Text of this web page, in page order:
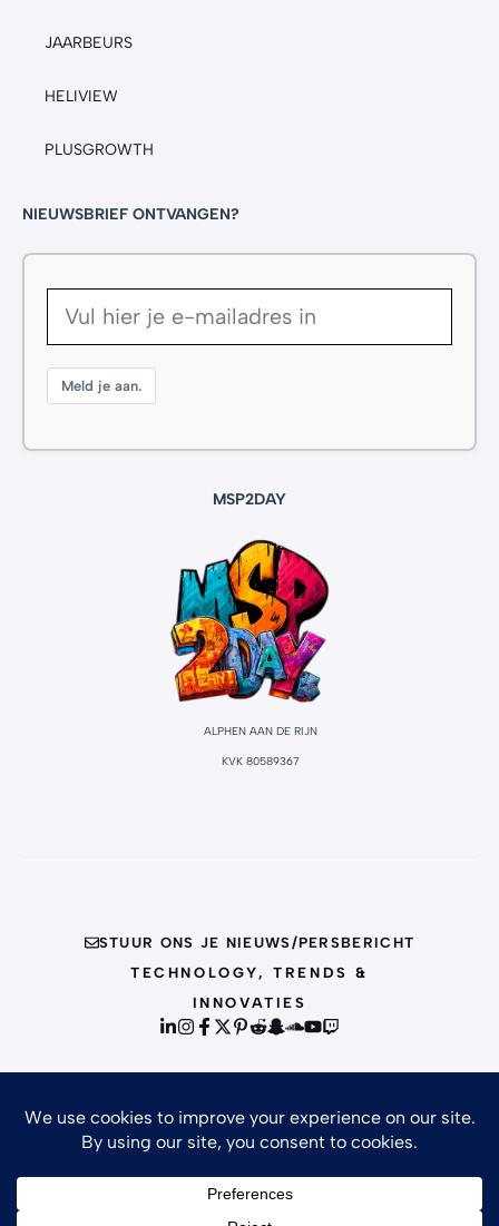
JAARBEURS
HELIVIEW
PLUSGROWTH
NIEUWSBRIEF ONTVANGEN?
Meld je aan.
MSP2DAY
ALPHEN AAN DE RIJN
KVK 80589367
STUUR ONS JE NIEUWS/PERSBERICHT
TECHNOLOGY, TRENDS &
INNOVATIES
© {{CURRENT_YEAR}} INFO